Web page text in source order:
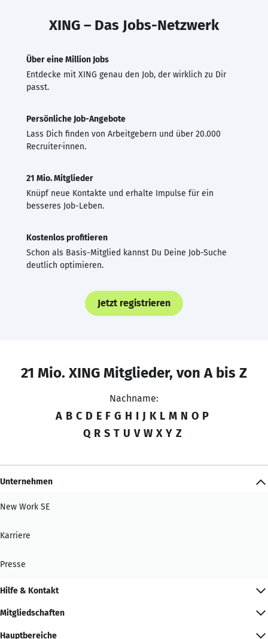
XING – Das Jobs-Netzwerk
Über eine Million Jobs
Entdecke mit XING genau den Job, der wirklich zu Dir
passt.
Persönliche Job-Angebote
Lass Dich finden von Arbeitgebern und über 20.000
Recruiter·innen.
21 Mio. Mitglieder
Knüpf neue Kontakte und erhalte Impulse für ein
besseres Job-Leben.
Kostenlos profitieren
Schon als Basis-Mitglied kannst Du Deine Job-Suche
deutlich optimieren.
Jetzt registrieren
21 Mio. XING Mitglieder, von A bis Z
Nachname:
A B C D E F G H I J K L M N O P
Q R S T U V W X Y Z
Unternehmen
New Work SE
Karriere
Presse
Hilfe & Kontakt
Mitgliedschaften
Hauptbereiche